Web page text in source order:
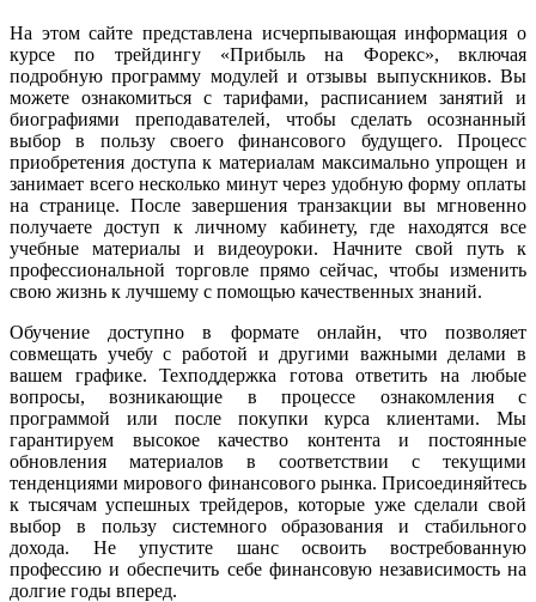
На этом сайте представлена исчерпывающая информация о
курсе по трейдингу «Прибыль на Форекс», включая
подробную программу модулей и отзывы выпускников. Вы
можете ознакомиться с тарифами, расписанием занятий и
биографиями преподавателей, чтобы сделать осознанный
выбор в пользу своего финансового будущего. Процесс
приобретения доступа к материалам максимально упрощен и
занимает всего несколько минут через удобную форму оплаты
на странице. После завершения транзакции вы мгновенно
получаете доступ к личному кабинету, где находятся все
учебные материалы и видеоуроки. Начните свой путь к
профессиональной торговле прямо сейчас, чтобы изменить
свою жизнь к лучшему с помощью качественных знаний.
Обучение доступно в формате онлайн, что позволяет
совмещать учебу с работой и другими важными делами в
вашем графике. Техподдержка готова ответить на любые
вопросы, возникающие в процессе ознакомления с
программой или после покупки курса клиентами. Мы
гарантируем высокое качество контента и постоянные
обновления материалов в соответствии с текущими
тенденциями мирового финансового рынка. Присоединяйтесь
к тысячам успешных трейдеров, которые уже сделали свой
выбор в пользу системного образования и стабильного
дохода. Не упустите шанс освоить востребованную
профессию и обеспечить себе финансовую независимость на
долгие годы вперед.